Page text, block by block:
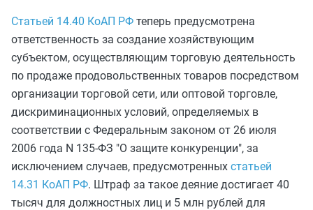
Статьей 14.40 КоАП РФ теперь предусмотрена
ответственность за создание хозяйствующим
субъектом, осуществляющим торговую деятельность
по продаже продовольственных товаров посредством
организации торговой сети, или оптовой торговле,
дискриминационных условий, определяемых в
соответствии с Федеральным законом от 26 июля
2006 года N 135-ФЗ "О защите конкуренции", за
исключением случаев, предусмотренных статьей
14.31 КоАП РФ. Штраф за такое деяние достигает 40
тысяч для должностных лиц и 5 млн рублей для